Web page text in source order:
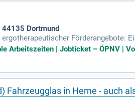
Dortmund
Förderangebote:
der Rehabilitation wünschenswert;
Arbeitszeiten | Jobticket – ÖPNV |
in Herne - auch